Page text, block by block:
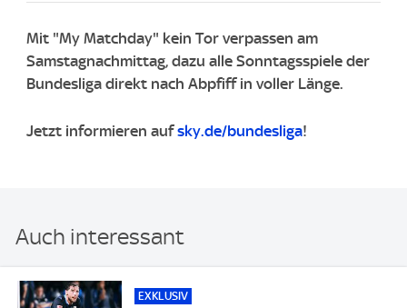
Mit "My Matchday" kein Tor verpassen am
Samstagnachmittag, dazu alle Sonntagsspiele der
Bundesliga direkt nach Abpfiff in voller Länge.
Jetzt informieren aufsky.de/bundesliga!
Auch interessant
EXKLUSIV